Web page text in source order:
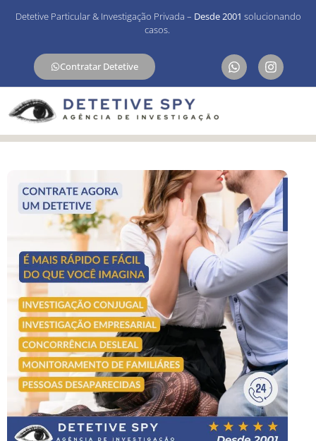
Detetive Particular & Investigação Privada – Desde 2001 solucionando
casos.
Contratar Detetive